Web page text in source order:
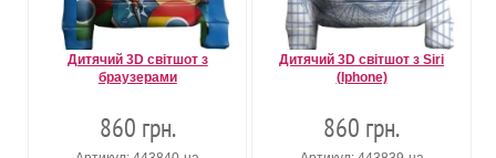
Дитячий 3D світшот з
браузерами
860 грн.
Дитячий 3D світшот з Siri
(Iphone)
860 грн.